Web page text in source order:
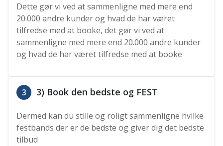
Dette gør vi ved at sammenligne med mere end
20.000 andre kunder og hvad de har været
tilfredse med at booke, det gør vi ved at
sammenligne med mere end 20.000 andre kunder
og hvad de har været tilfredse med at booke
3 3) Book den bedste og FEST
Dermed kan du stille og roligt sammenligne hvilke
festbands der er de bedste og giver dig det bedste
tilbud